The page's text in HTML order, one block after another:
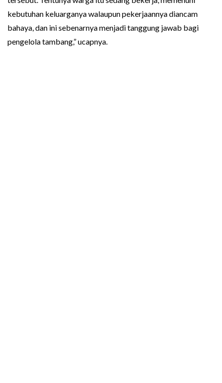
kebutuhan keluarganya walaupun pekerjaannya diancam
bahaya, dan ini sebenarnya menjadi tanggung jawab bagi
pengelola tambang,” ucapnya.